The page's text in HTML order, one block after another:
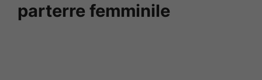
parterre femminile